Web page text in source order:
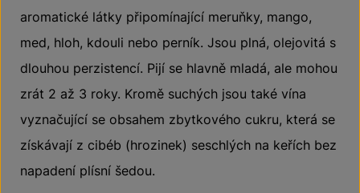
aromatické látky připomínající meruňky, mango,
med, hloh, kdouli nebo perník. Jsou plná, olejovitá s
dlouhou perzistencí. Pijí se hlavně mladá, ale mohou
zrát 2 až 3 roky. Kromě suchých jsou také vína
vyznačující se obsahem zbytkového cukru, která se
získávají z cibéb (hrozinek) seschlých na keřích bez
napadení plísní šedou.